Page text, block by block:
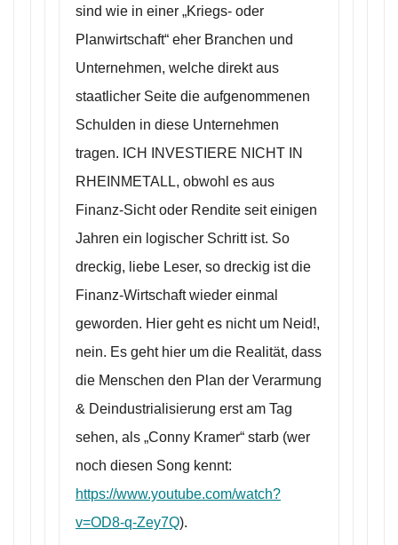
sind wie in einer „Kriegs- oder
Planwirtschaft“ eher Branchen und
Unternehmen, welche direkt aus
staatlicher Seite die aufgenommenen
Schulden in diese Unternehmen
tragen. ICH INVESTIERE NICHT IN
RHEINMETALL, obwohl es aus
Finanz-Sicht oder Rendite seit einigen
Jahren ein logischer Schritt ist. So
dreckig, liebe Leser, so dreckig ist die
Finanz-Wirtschaft wieder einmal
geworden. Hier geht es nicht um Neid!,
nein. Es geht hier um die Realität, dass
die Menschen den Plan der Verarmung
& Deindustrialisierung erst am Tag
sehen, als „Conny Kramer“ starb (wer
noch diesen Song kennt:
https://www.youtube.com/watch?
v=OD8-q-Zey7Q).